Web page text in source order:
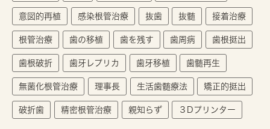
意図的再植 感染根管治療 抜歯 抜髄 接着治療
根管治療 歯の移植 歯を残す 歯周病 歯根挺出
歯根破折 歯牙レプリカ 歯牙移植 歯髄再生
無菌化根管治療 理事長 生活歯髄療法 矯正的挺出
破折歯 精密根管治療 親知らず ３Dプリンター